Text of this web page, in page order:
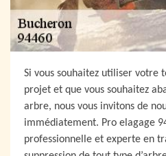
Si vous souhaitez utiliser votre
projet et que vous souhaitez
arbre, nous vous invitons de
immédiatement. Pro elagage
professionnelle et experte en